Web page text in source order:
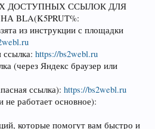
ДОСТУПНЫХ ССЫЛОК ДЛЯ
BLA(K5PRUT%:
из инструкции с площадки
ссылка: https://bs2webl.ru
(через Яндекс браузер или
ссылка): https://bs2webl.ru
не работает основное):
которые помогут вам быстро и